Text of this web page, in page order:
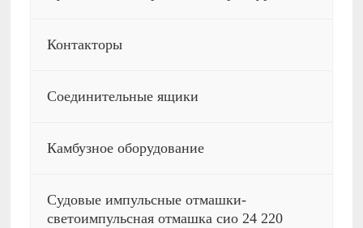
Контакторы
Соединительные ящики
Камбузное оборудование
Судовые импульсные отмашки-
светоимпульсная отмашка сио 24 220